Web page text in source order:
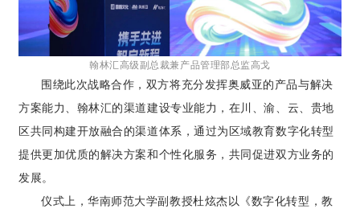
翰林汇高级副总裁兼产品管理部总监高戈
围绕此次战略合作，双方将充分发挥奥威亚的产品与解决
方案能力、翰林汇的渠道建设专业能力，在川、渝、云、贵地
区共同构建开放融合的渠道体系，通过为区域教育数字化转型
提供更加优质的解决方案和个性化服务，共同促进双方业务的
发展。
仪式上，华南师范大学副教授杜炫杰以《数字化转型，教